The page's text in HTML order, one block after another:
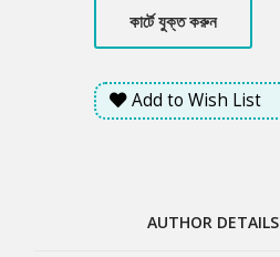
কার্টে যুক্ত করুন
Add to Wish List
AUTHOR DETAILS